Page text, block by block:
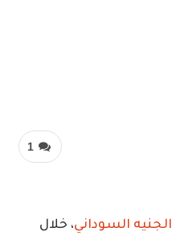
1
الجنيه السوداني، خلال